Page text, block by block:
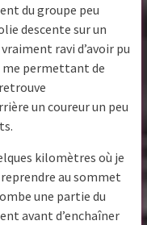
du groupe peu
descente sur un
ravi d’avoir pu
me permettant de
un coureur un peu
kilomètres où je
au sommet
une partie du
avant d’enchaîner